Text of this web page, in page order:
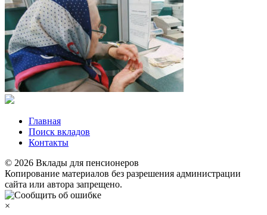
Главная
Поиск вкладов
Контакты
© 2026 Вклады для пенсионеров
Копирование материалов без разрешения администрации
сайта или автора запрещено.
×